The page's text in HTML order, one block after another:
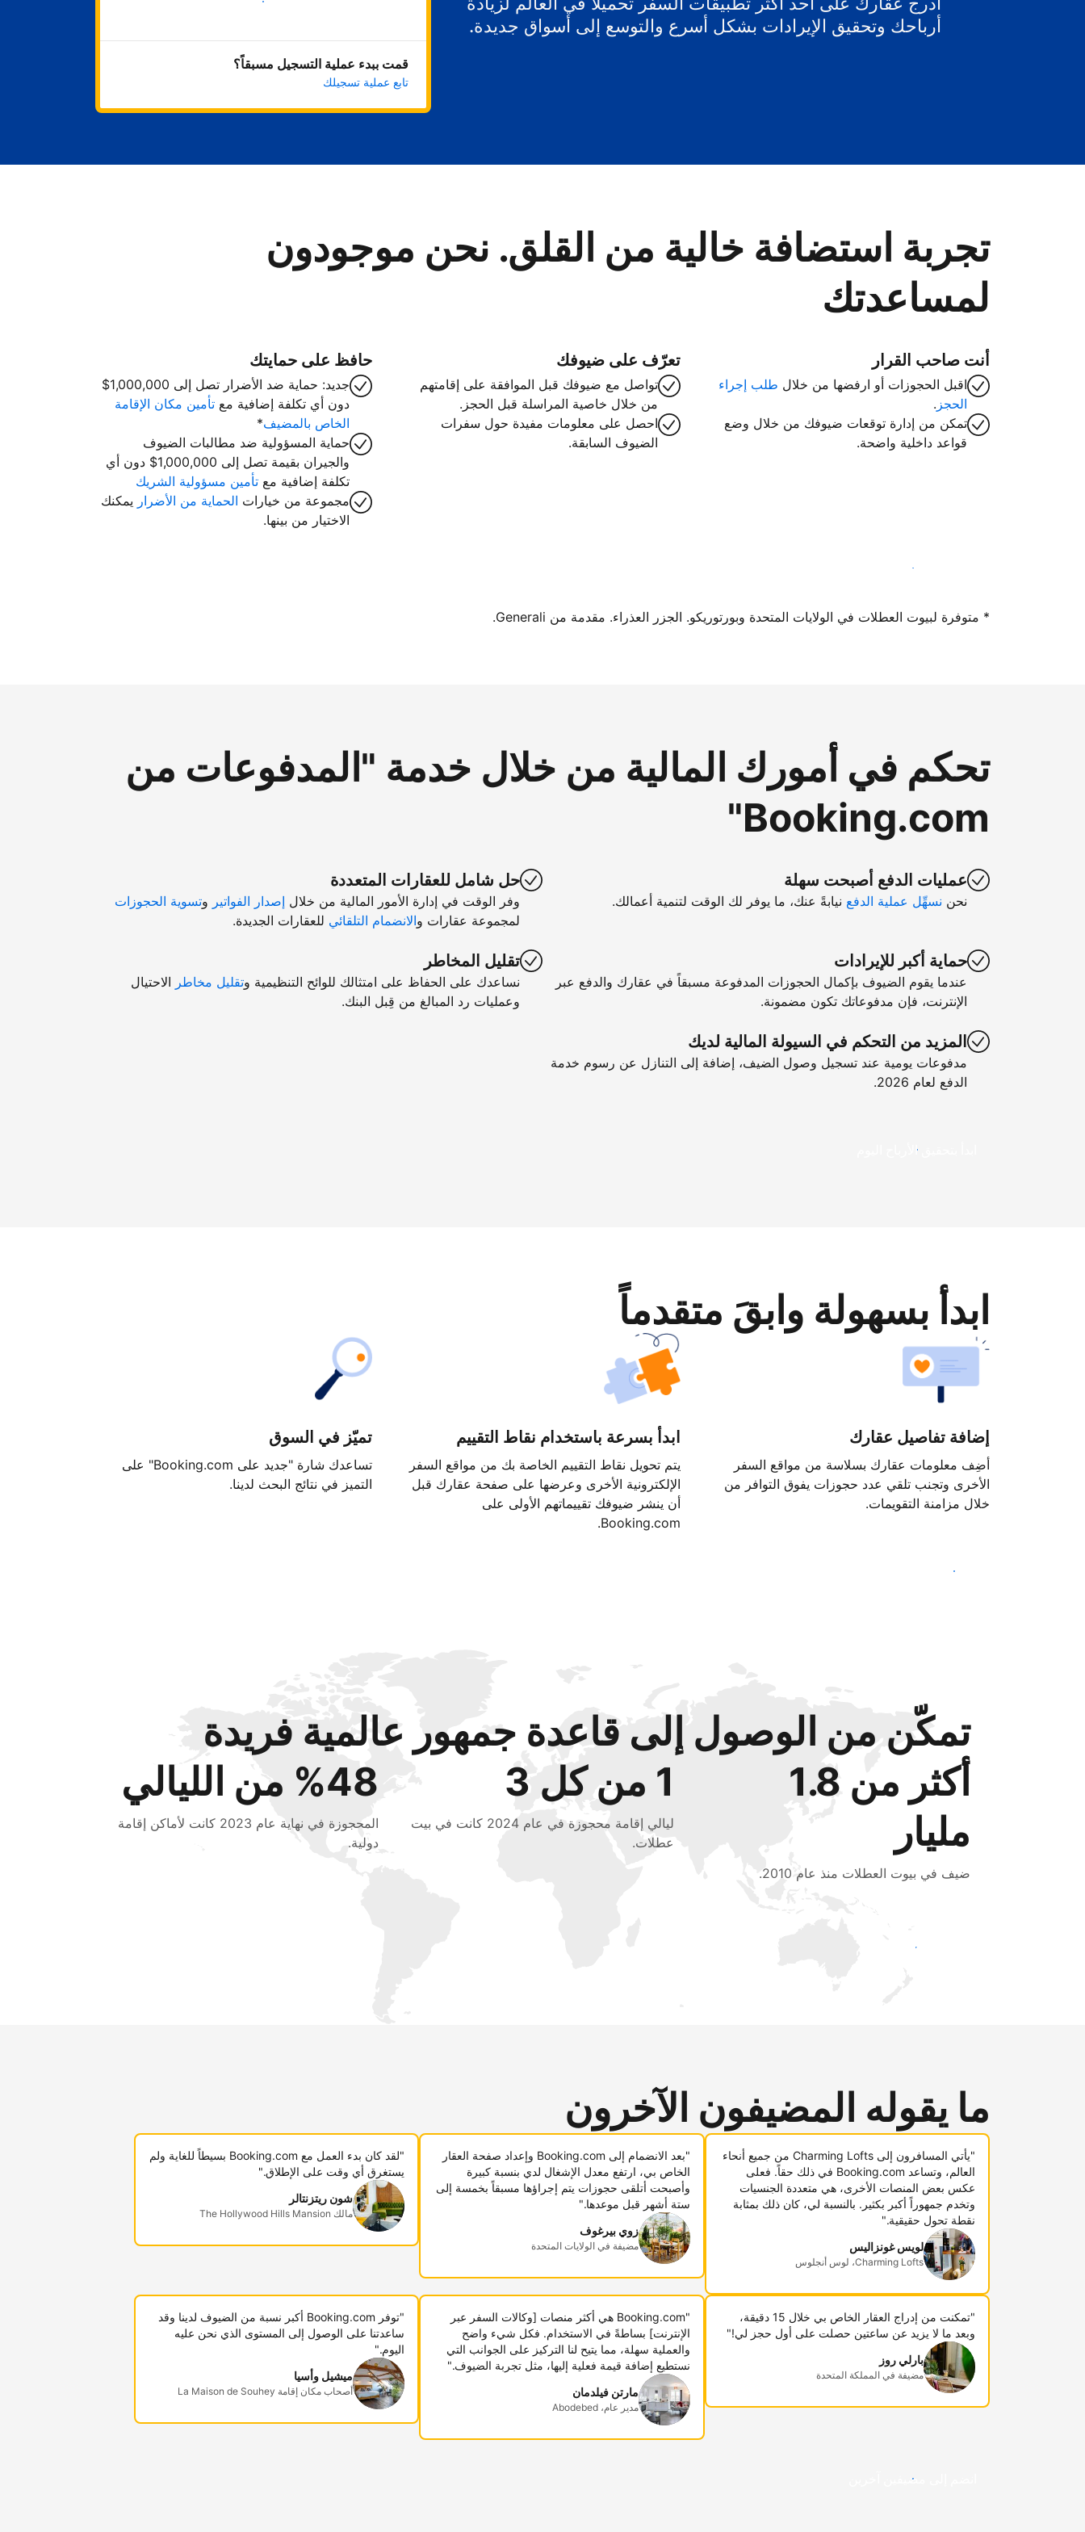
أرباحك وتحقيق الإيرادات بشكل أسرع والتوسع إلى أسواق جديدة.
قمت ببدء عملية التسجيل مسبقاً؟
تابع عملية تسجيلك
تجربة استضافة خالية من القلق. نحن موجودون
لمساعدتك
أنت صاحب القرار
اقبل الحجوزات أو ارفضها من خلال طلب إجراء
الحجز .
تمكن من إدارة توقعات ضيوفك من خلال وضع
قواعد داخلية واضحة.
تعرّف على ضيوفك
تواصل مع ضيوفك قبل الموافقة على إقامتهم
من خلال خاصية المراسلة قبل الحجز.
احصل على معلومات مفيدة حول سفرات
الضيوف السابقة.
حافظ على حمايتك
جديد: حماية ضد الأضرار تصل إلى 1,000,000$
دون أي تكلفة إضافية معتأمين مكان الإقامة
الخاص بالمضيف*
حماية المسؤولية ضد مطالبات الضيوف
والجيران بقيمة تصل إلى 1,000,000$ دون أي
تكلفة إضافية معتأمين مسؤولية الشريك
مجموعة من خيارات الحماية من الأضرار يمكنك
الاختيار من بينها.
سجِّل كمضيف لدينا اليوم
* متوفرة لبيوت العطلات في الولايات المتحدة وبورتوريكو. الجزر العذراء. مقدمة من Generali.
تحكم في أمورك المالية من خلال خدمة "المدفوعات من
Booking.com"
عمليات الدفع أصبحت سهلة
نحن نسهِّل عملية الدفع نيابةً عنك، ما يوفر لك الوقت لتنمية أعمالك.
حماية أكبر للإيرادات
عندما يقوم الضيوف بإكمال الحجوزات المدفوعة مسبقاً في عقارك والدفع عبر
الإنترنت، فإن مدفوعاتك تكون مضمونة.
المزيد من التحكم في السيولة المالية لديك
مدفوعات يومية عند تسجيل وصول الضيف، إضافة إلى التنازل عن رسوم خدمة
الدفع لعام 2026.
حل شامل للعقارات المتعددة
وفر الوقت في إدارة الأمور المالية من خلال إصدار الفواتير وتسوية الحجوزات
لمجموعة عقارات والانضمام التلقائي للعقارات الجديدة.
تقليل المخاطر
نساعدك على الحفاظ على امتثالك للوائح التنظيمية وتقليل مخاطر الاحتيال
وعمليات رد المبالغ من قِبل البنك.
ابدأ بتحقيق الأرباح اليوم
ابدأ بسهولة وابقَ متقدماً
إضافة تفاصيل عقارك
أضِف معلومات عقارك بسلاسة من مواقع السفر
الأخرى وتجنب تلقي عدد حجوزات يفوق التوافر من
خلال مزامنة التقويمات.
ابدأ بسرعة باستخدام نقاط التقييم
يتم تحويل نقاط التقييم الخاصة بك من مواقع السفر
الإلكترونية الأخرى وعرضها على صفحة عقارك قبل
أن ينشر ضيوفك تقييماتهم الأولى على
Booking.com.
تميّز في السوق
تساعدك شارة "جديد على Booking.com" على
التميز في نتائج البحث لدينا.
ابدأ اليوم
تمكّن من الوصول إلى قاعدة جمهور عالمية فريدة
أكثر من 1.8
مليار
ضيف في بيوت العطلات منذ عام 2010.
1 من كل 3
ليالي إقامة محجوزة في عام 2024 كانت في بيت
عطلات.
48‏% من الليالي
المحجوزة في نهاية عام 2023 كانت لأماكن إقامة
دولية.
اجذب ضيوف جدد اليوم
ما يقوله المضيفون الآخرون
"يأتي المسافرون إلى Charming Lofts من جميع أنحاء
العالم، وتساعد Booking.com في ذلك حقاً. فعلى
عكس بعض المنصات الأخرى، هي متعددة الجنسيات
وتخدم جمهوراً أكبر بكثير. بالنسبة لي، كان ذلك بمثابة
نقطة تحول حقيقية."
لويس غونزاليس
Charming Lofts، لوس أنجلوس
"بعد الانضمام إلى Booking.com وإعداد صفحة العقار
الخاص بي، ارتفع معدل الإشغال لدي بنسبة كبيرة
وأصبحت أتلقى حجوزات يتم إجراؤها مسبقاً بخمسة إلى
ستة أشهر قبل موعدها."
زوي بيرغوف
مضيفة في الولايات المتحدة
"لقد كان بدء العمل مع Booking.com بسيطاً للغاية ولم
يستغرق أي وقت على الإطلاق."
شون ريتزنتالر
مالك The Hollywood Hills Mansion
"تمكنت من إدراج العقار الخاص بي خلال 15 دقيقة،
وبعد ما لا يزيد عن ساعتين حصلت على أول حجز لي!"
بارلي روز
مضيفة في المملكة المتحدة
"Booking.com هي أكثر منصات [وكالات السفر عبر
الإنترنت] بساطةً في الاستخدام. فكل شيء واضح
والعملية سهلة، مما يتيح لنا التركيز على الجوانب التي
نستطيع إضافة قيمة فعلية إليها، مثل تجربة الضيوف."
مارتن فيلدمان
مدير عام، Abodebed
"توفر Booking.com أكبر نسبة من الضيوف لدينا وقد
ساعدتنا على الوصول إلى المستوى الذي نحن عليه
اليوم."
ميشيل وأسيا
أصحاب مكان إقامة La Maison de Souhey
انضم إلى مضيفين آخرين